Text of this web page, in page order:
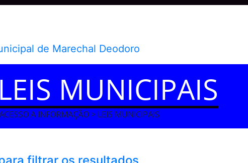
MUNICIPAIS
A INFORMAÇÃO > LEIS MUNICIPAIS
filtrar os resultados